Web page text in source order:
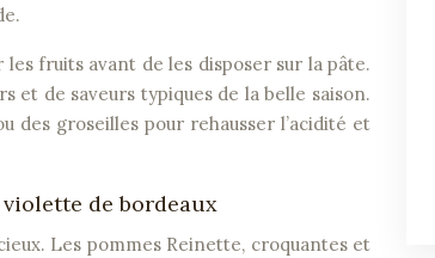
fruits avant de les disposer sur la pâte.
et de saveurs typiques de la belle saison.
des groseilles pour rehausser l’acidité et
de bordeaux
Les pommes Reinette, croquantes et